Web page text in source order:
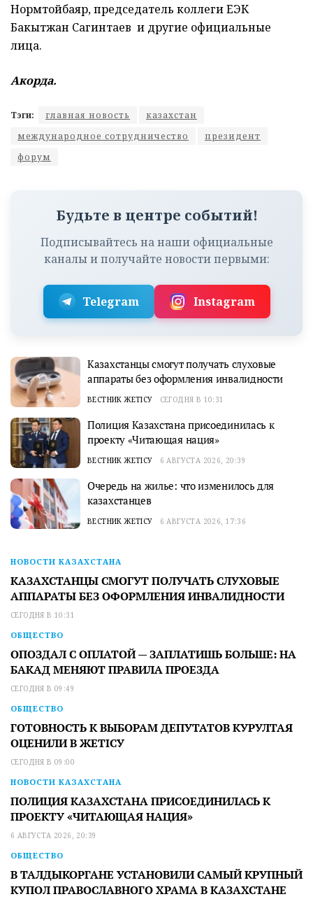
Нормтойбаяр, председатель коллеги ЕЭК
Бакытжан Сагинтаев и другие официальные
лица.
Акорда.
Тэги: главная новость
казахстан
международное сотрудничество
президент
форум
Будьте в центре событий!
Подписывайтесь на наши официальные
каналы и получайте новости первыми:
Telegram Instagram
Казахстанцы смогут получать слуховые
аппараты без оформления инвалидности
ВЕСТНИК ЖЕТІСУ СЕГОДНЯ В 10:31
Полиция Казахстана присоединилась к
проекту «Читающая нация»
ВЕСТНИК ЖЕТІСУ 6 АВГУСТА 2026, 20:39
Очередь на жилье: что изменилось для
казахстанцев
ВЕСТНИК ЖЕТІСУ 6 АВГУСТА 2026, 17:36
НОВОСТИ КАЗАХСТАНА
КАЗАХСТАНЦЫ СМОГУТ ПОЛУЧАТЬ СЛУХОВЫЕ
АППАРАТЫ БЕЗ ОФОРМЛЕНИЯ ИНВАЛИДНОСТИ
СЕГОДНЯ В 10:31
ОБЩЕСТВО
ОПОЗДАЛ С ОПЛАТОЙ — ЗАПЛАТИШЬ БОЛЬШЕ: НА
БАКАД МЕНЯЮТ ПРАВИЛА ПРОЕЗДА
СЕГОДНЯ В 09:49
ОБЩЕСТВО
ГОТОВНОСТЬ К ВЫБОРАМ ДЕПУТАТОВ КУРУЛТАЯ
ОЦЕНИЛИ В ЖЕТІСУ
СЕГОДНЯ В 09:00
НОВОСТИ КАЗАХСТАНА
ПОЛИЦИЯ КАЗАХСТАНА ПРИСОЕДИНИЛАСЬ К
ПРОЕКТУ «ЧИТАЮЩАЯ НАЦИЯ»
6 АВГУСТА 2026, 20:39
ОБЩЕСТВО
В ТАЛДЫКОРГАНЕ УСТАНОВИЛИ САМЫЙ КРУПНЫЙ
КУПОЛ ПРАВОСЛАВНОГО ХРАМА В КАЗАХСТАНЕ